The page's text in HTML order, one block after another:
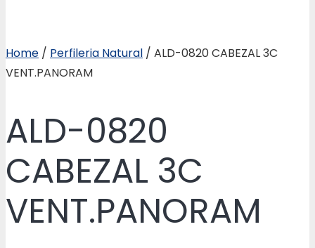
Home / Perfileria Natural / ALD-0820 CABEZAL 3C
VENT.PANORAM
ALD-0820
CABEZAL 3C
VENT.PANORAM